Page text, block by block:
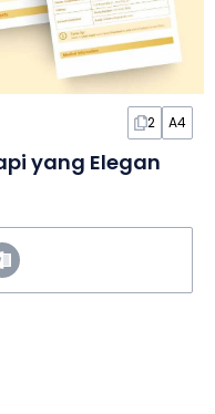
2 A4
yang Elegan